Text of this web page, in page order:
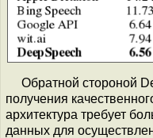
Обратной стороной
получения
архитектура требует
данных для